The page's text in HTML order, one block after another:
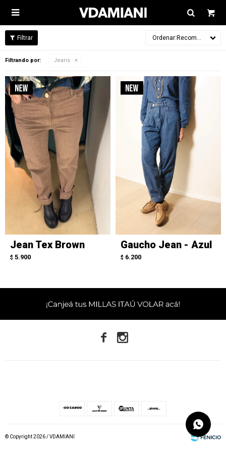

Recomendados
Filtrando por: Jeans
Jean Tex Brown
$ 5.900
Gaucho Jean - Azul
$ 6.200
 
© Copyright 2026 / VDAMIANI